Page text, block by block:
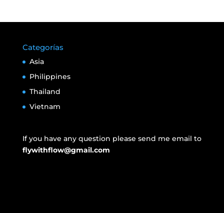
Categorías
Asia
Philippines
Thailand
Vietnam
If you have any question please send me email to
flywithflow@gmail.com